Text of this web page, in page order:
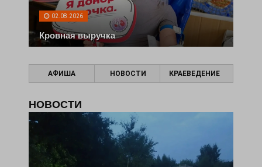
02.08.2026
Кровная выручка
АФИША НОВОСТИ КРАЕВЕДЕНИЕ
НОВОСТИ